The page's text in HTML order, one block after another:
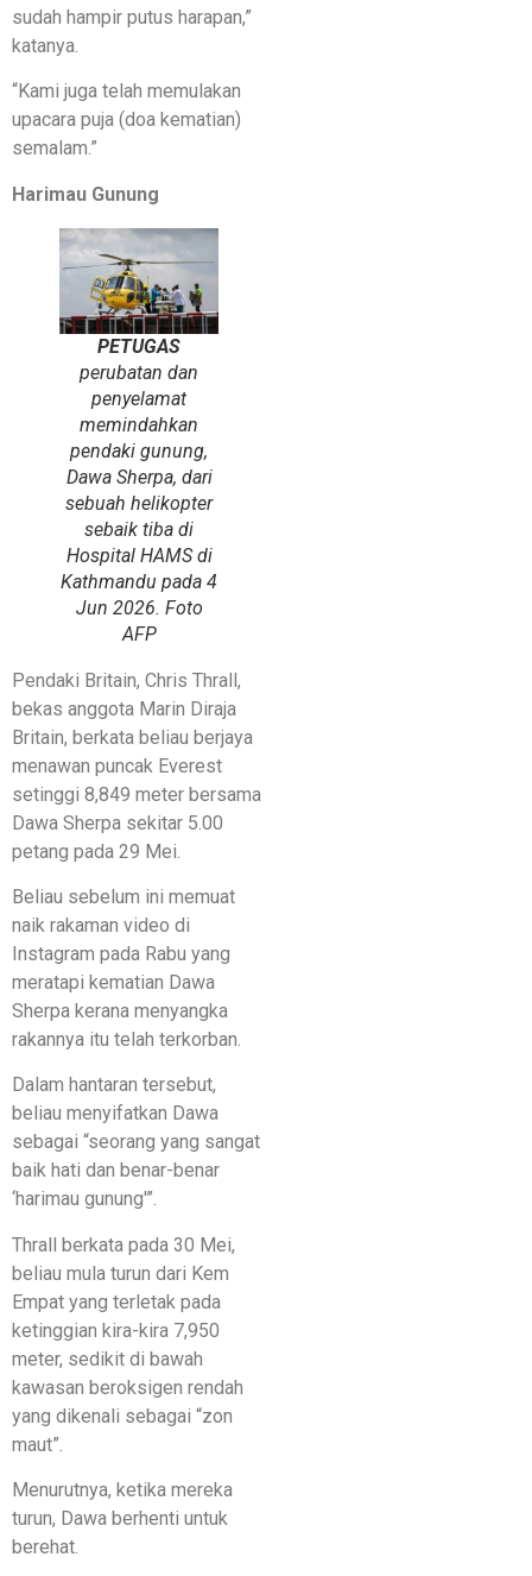
sudah hampir putus harapan,”
katanya.
“Kami juga telah memulakan
upacara puja (doa kematian)
semalam.”
Harimau Gunung
PETUGAS
perubatan dan
penyelamat
memindahkan
pendaki gunung,
Dawa Sherpa, dari
sebuah helikopter
sebaik tiba di
Hospital HAMS di
Kathmandu pada 4
Jun 2026. Foto
AFP
Pendaki Britain, Chris Thrall,
bekas anggota Marin Diraja
Britain, berkata beliau berjaya
menawan puncak Everest
setinggi 8,849 meter bersama
Dawa Sherpa sekitar 5.00
petang pada 29 Mei.
Beliau sebelum ini memuat
naik rakaman video di
Instagram pada Rabu yang
meratapi kematian Dawa
Sherpa kerana menyangka
rakannya itu telah terkorban.
Dalam hantaran tersebut,
beliau menyifatkan Dawa
sebagai “seorang yang sangat
baik hati dan benar-benar
‘harimau gunung'”.
Thrall berkata pada 30 Mei,
beliau mula turun dari Kem
Empat yang terletak pada
ketinggian kira-kira 7,950
meter, sedikit di bawah
kawasan beroksigen rendah
yang dikenali sebagai “zon
maut”.
Menurutnya, ketika mereka
turun, Dawa berhenti untuk
berehat.